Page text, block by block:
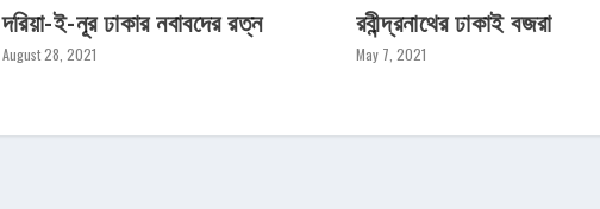
দরিয়া-ই-নূর ঢাকার নবাবদের রত্ন
August 28, 2021
রবীন্দ্রনাথের ঢাকাই বজরা
May 7, 2021